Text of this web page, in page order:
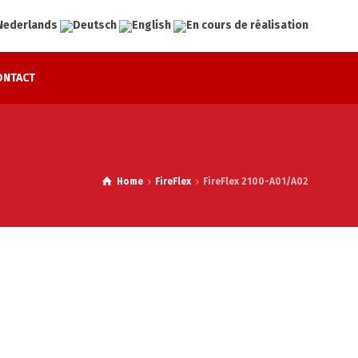
Home FireFlex FireFlex 2100-A01/A02